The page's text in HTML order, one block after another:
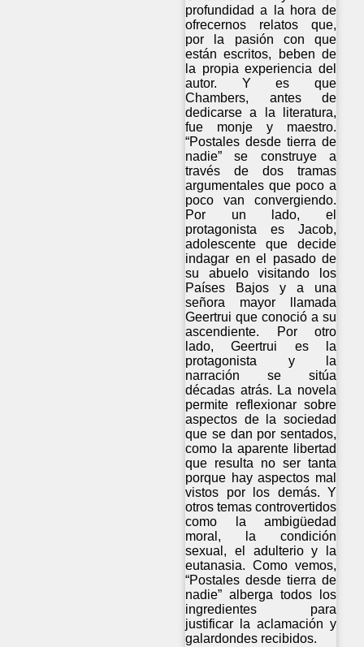
profundidad a la hora de
ofrecernos relatos que,
por la pasión con que
están escritos, beben de
la propia experiencia del
autor. Y es que
Chambers, antes de
dedicarse a la literatura,
fue monje y maestro.
“Postales desde tierra de
nadie” se construye a
través de dos tramas
argumentales que poco a
poco van convergiendo.
Por un lado, el
protagonista es Jacob,
adolescente que decide
indagar en el pasado de
su abuelo visitando los
Países Bajos y a una
señora mayor llamada
Geertrui que conoció a su
ascendiente. Por otro
lado, Geertrui es la
protagonista y la
narración se sitúa
décadas atrás. La novela
permite reflexionar sobre
aspectos de la sociedad
que se dan por sentados,
como la aparente libertad
que resulta no ser tanta
porque hay aspectos mal
vistos por los demás. Y
otros temas controvertidos
como la ambigüedad
moral, la condición
sexual, el adulterio y la
eutanasia. Como vemos,
“Postales desde tierra de
nadie” alberga todos los
ingredientes para
justificar la aclamación y
galardondes recibidos.